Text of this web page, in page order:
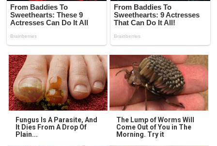
Fungus Is A Parasite, And
It Dies From A Drop Of
Plain...
The Lump of Worms Will
Come Out of You in The
Morning. Try it